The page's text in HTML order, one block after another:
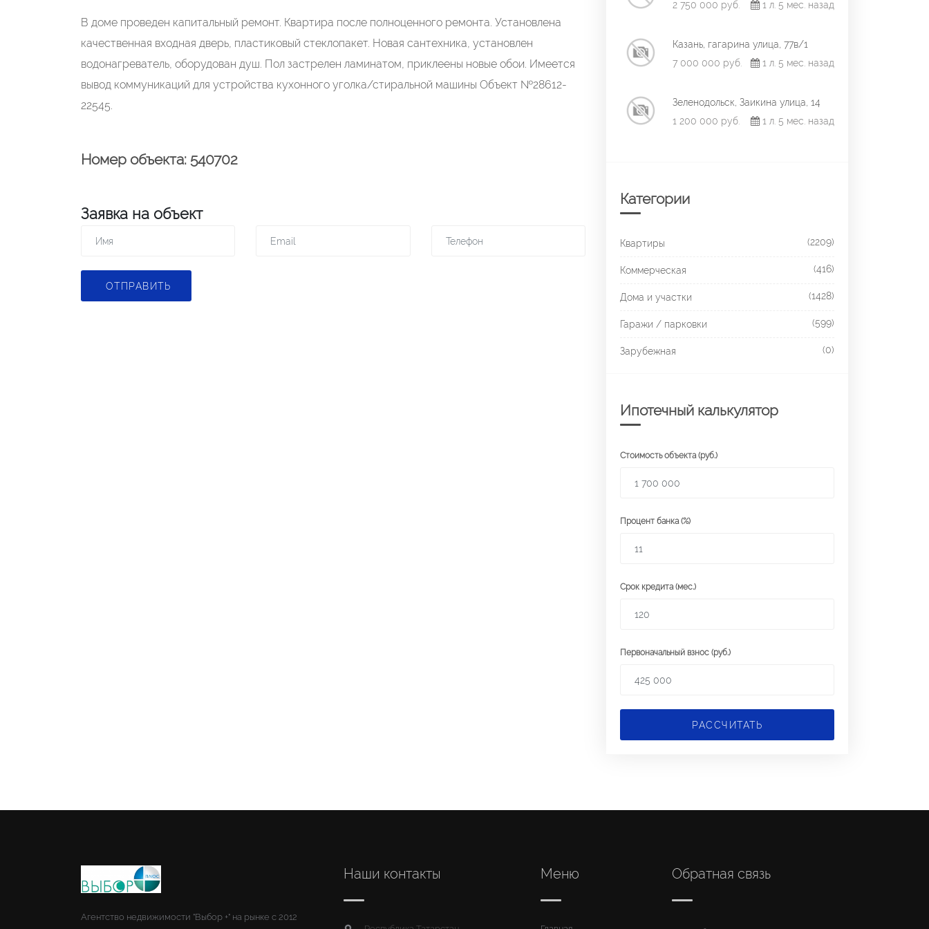
В доме проведен капитальный ремонт. Квартира после полноценного ремонта. Установлена
качественная входная дверь, пластиковый стеклопакет. Новая сантехника, установлен
водонагреватель, оборудован душ. Пол застрелен ламинатом, приклеены новые обои. Имеется
вывод коммуникаций для устройства кухонного уголка/стиральной машины Объект №28612-
22545.
Номер объекта: 540702
Заявка на объект
ОТПРАВИТЬ
2 750 000 руб. 1 л. 5 мес. назад
Казань, гагарина улица, 77в/1
7 000 000 руб.
1 л. 5 мес. назад
Зеленодольск, Заикина улица, 14
1 200 000 руб.
1 л. 5 мес. назад
Категории
Квартиры (2209)
Коммерческая (416)
Дома и участки (1428)
Гаражи / парковки (599)
Зарубежная (0)
Ипотечный калькулятор
Стоимость объекта (руб.)
Процент банка (%)
Срок кредита (мес.)
Первоначальный взнос (руб.)
РАССЧИТАТЬ
Агентство недвижимости "Выбор +" на рынке с 2012
Наши контакты Меню Обратная связь